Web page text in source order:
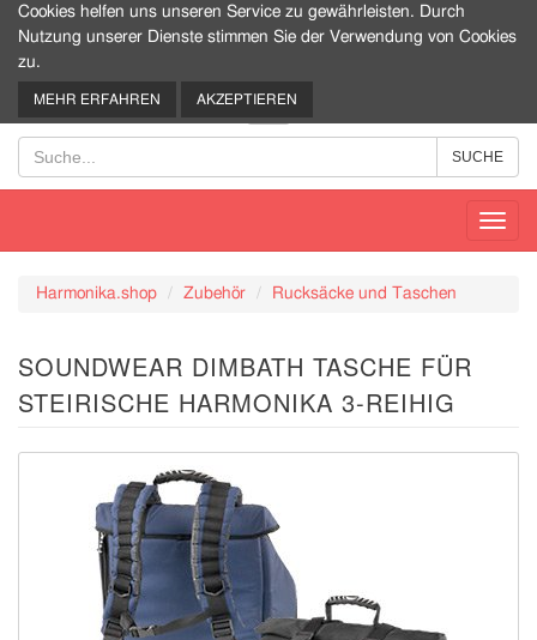
0
Harmonika.shop Zubehör Rucksäcke und Taschen
SOUNDWEAR DIMBATH TASCHE FÜR
STEIRISCHE HARMONIKA 3-REIHIG
Cookies helfen uns unseren Service zu gewährleisten. Durch
Nutzung unserer Dienste stimmen Sie der Verwendung von Cookies
zu.
MEHR ERFAHREN AKZEPTIEREN